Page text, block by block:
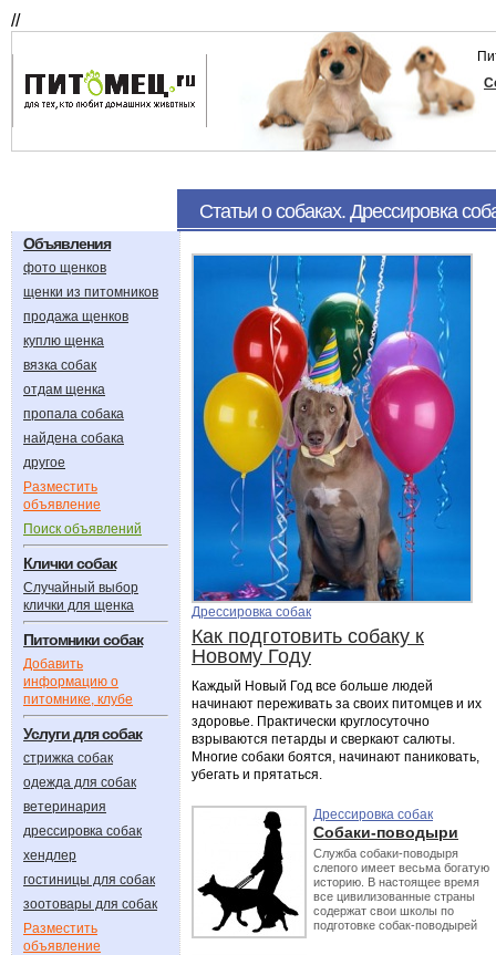
//
Статьи о собаках. Дрессировка
Объявления
фото щенков
щенки из питомников
продажа щенков
куплю щенка
вязка собак
отдам щенка
пропала собака
найдена собака
другое
Разместить
объявление
Поиск объявлений
Клички собак
Случайный выбор
клички для щенка
Питомники собак
Добавить
информацию о
питомнике, клубе
Услуги для собак
стрижка собак
одежда для собак
ветеринария
дрессировка собак
хендлер
гостиницы для собак
зоотовары для собак
Разместить
объявление
Дрессировка собак
Как подготовить собаку к
Новому Году
Каждый Новый Год все больше людей
начинают переживать за своих питомцев и их
здоровье. Практически круглосуточно
взрываются петарды и сверкают салюты.
Многие собаки боятся, начинают паниковать,
убегать и прятаться.
Дрессировка собак
Cобаки-поводыри
Служба собаки-поводыря
слепого имеет весьма богатую
историю. В настоящее время
все цивилизованные страны
содержат свои школы по
подготовке собак-поводырей